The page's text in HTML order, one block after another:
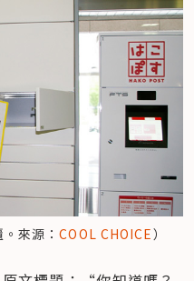
。來源：COOL CHOICE）